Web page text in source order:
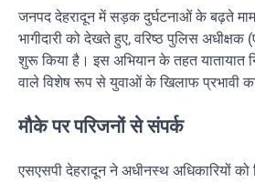
जनपद देहरादून में सड़क दुर्घटनाओं के बढ़ते
भागीदारी को देखते हुए, वरिष्ठ पुलिस
शुरू किया है। इस अभियान के तहत यातायात
वाले विशेष रूप से युवाओं के खिलाफ प्रभावी
मौके पर परिजनों से संपर्क
एसएसपी देहरादून ने अधीनस्थ अधिकारियों को